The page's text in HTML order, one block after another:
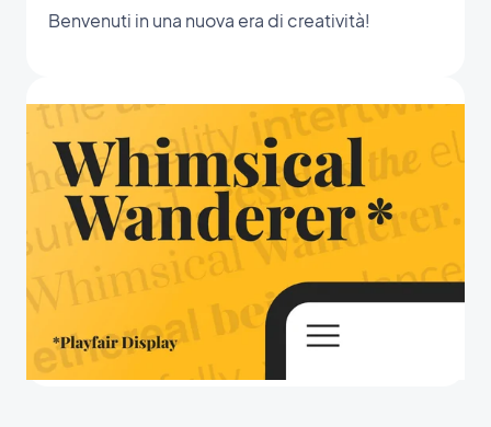
Benvenuti in una nuova era di creatività!